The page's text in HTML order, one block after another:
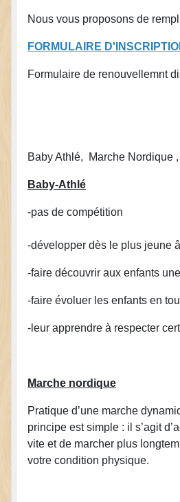
Nous vous proposons de
FORMULAIRE
Formulaire de renouvellemnt
Baby Athlé, Marche Nordique
Baby-Athlé
-pas de compétition
-développer dès le plus jeune
-faire découvrir aux enfants
-faire évoluer les enfants en
-leur apprendre à respecter
Marche nordique
Pratique d’une marche
principe est simple : il s’agit
vite et de marcher plus
votre condition physique.